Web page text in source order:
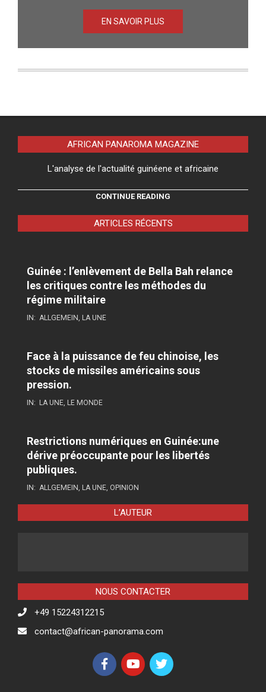
EN SAVOIR PLUS
AFRICAN PANAROMA MAGAZINE
L'analyse de l'actualité guinéene et africaine
CONTINUE READING
ARTICLES RÉCENTS
Guinée : l’enlèvement de Bella Bah relance
les critiques contre les méthodes du
régime militaire
IN: ALLGEMEIN LA UNE
Face à la puissance de feu chinoise, les
stocks de missiles américains sous
pression.
IN: LA UNE LE MONDE
Restrictions numériques en Guinée:une
dérive préoccupante pour les libertés
publiques.
IN: ALLGEMEIN LA UNE OPINION
L’AUTEUR
NOUS CONTACTER
+49 15224312215
contact@african-panorama.com